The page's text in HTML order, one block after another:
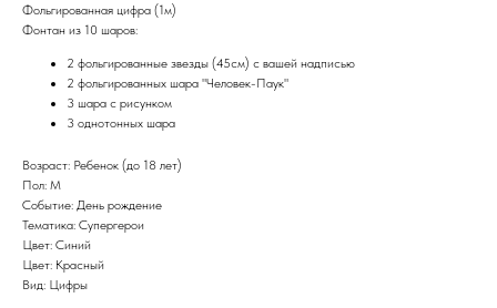
Фольгированная цифра (1м)
Фонтан из 10 шаров:
2 фольгированные звезды (45см) с вашей надписью
2 фольгированных шара "Человек-Паук"
3 шара с рисунком
3 однотонных шара
Возраст: Ребенок (до 18 лет)
Пол: М
Событие: День рождение
Тематика: Супергерои
Цвет: Синий
Цвет: Красный
Вид: Цифры